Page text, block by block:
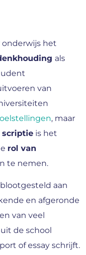
het
als
van
, maar
scriptie is het
rol van
te nemen.
aan
en afgeronde
van veel
de school
of essay schrijft.